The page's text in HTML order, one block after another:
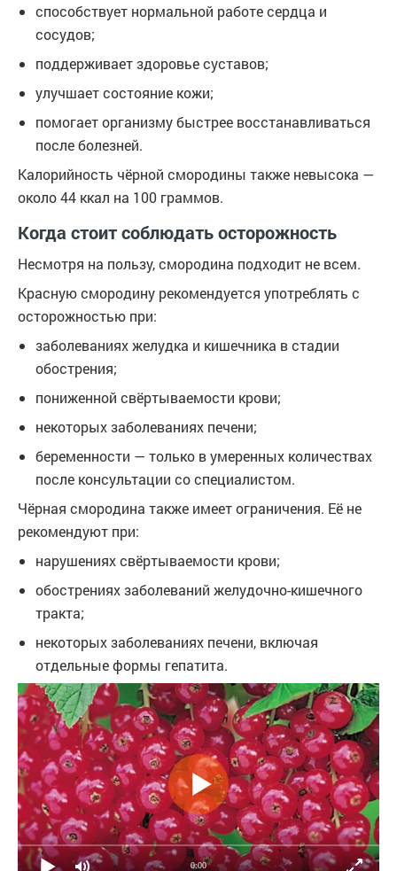
способствует нормальной работе сердца и
сосудов;
поддерживает здоровье суставов;
улучшает состояние кожи;
помогает организму быстрее восстанавливаться
после болезней.
Калорийность чёрной смородины также невысока —
около 44 ккал на 100 граммов.
Когда стоит соблюдать осторожность
Несмотря на пользу, смородина подходит не всем.
Красную смородину рекомендуется употреблять с
осторожностью при:
заболеваниях желудка и кишечника в стадии
обострения;
пониженной свёртываемости крови;
некоторых заболеваниях печени;
беременности — только в умеренных количествах
после консультации со специалистом.
Чёрная смородина также имеет ограничения. Её не
рекомендуют при:
нарушениях свёртываемости крови;
обострениях заболеваний желудочно-кишечного
тракта;
некоторых заболеваниях печени, включая
отдельные формы гепатита.
0:00